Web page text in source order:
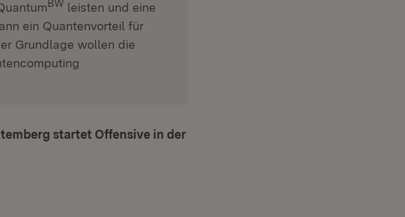
BW leisten und eine
ein Quantenvorteil für
Grundlage wollen die
startet Offensive in der